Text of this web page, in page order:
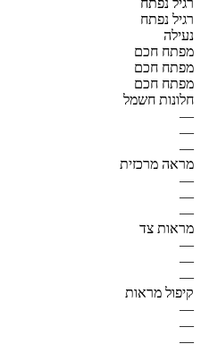
רגיל נפתח
נעילה
מפתח חכם
מפתח חכם
מפתח חכם
חלונות חשמל
—
—
—
מראה מרכזית
—
—
—
מראות צד
—
—
—
קיפול מראות
—
—
—